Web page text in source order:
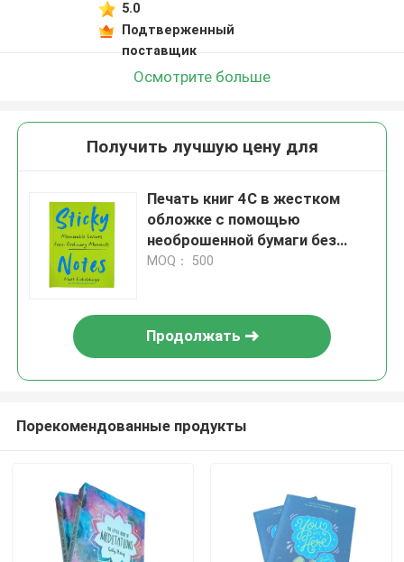
5.0
Подтверженный
поставщик
Осмотрите больше
Получить лучшую цену для
Печать книг 4С в жестком
обложке с помощью
необрошенной бумаги без
древесины и светового
MOQ： 500
Продолжать
Порекомендованные продукты